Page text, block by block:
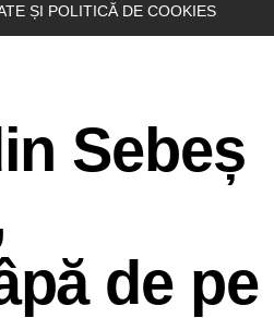
ȘI POLITICĂ DE COOKIES
Sebeș
de pe